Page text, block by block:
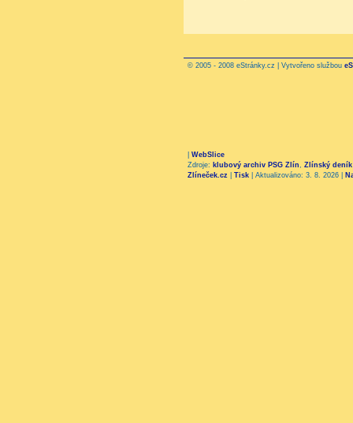
© 2005 - 2008 eStránky.cz | Vytvořeno službou
WebSlice
Zdroje: klubový archiv PSG Zlín, Zlínský deník
Zlíneček.cz
Tisk Aktualizováno: 3. 8. 2026